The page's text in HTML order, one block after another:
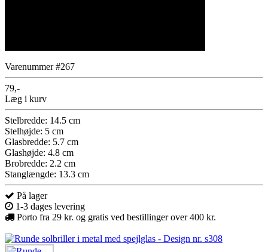
Varenummer #267
79,-
Læg i kurv
Stelbredde: 14.5 cm
Stelhøjde: 5 cm
Glasbredde: 5.7 cm
Glashøjde: 4.8 cm
Brobredde: 2.2 cm
Stanglængde: 13.3 cm
På lager
1-3 dages levering
Porto fra 29 kr. og gratis ved bestillinger over 400 kr.